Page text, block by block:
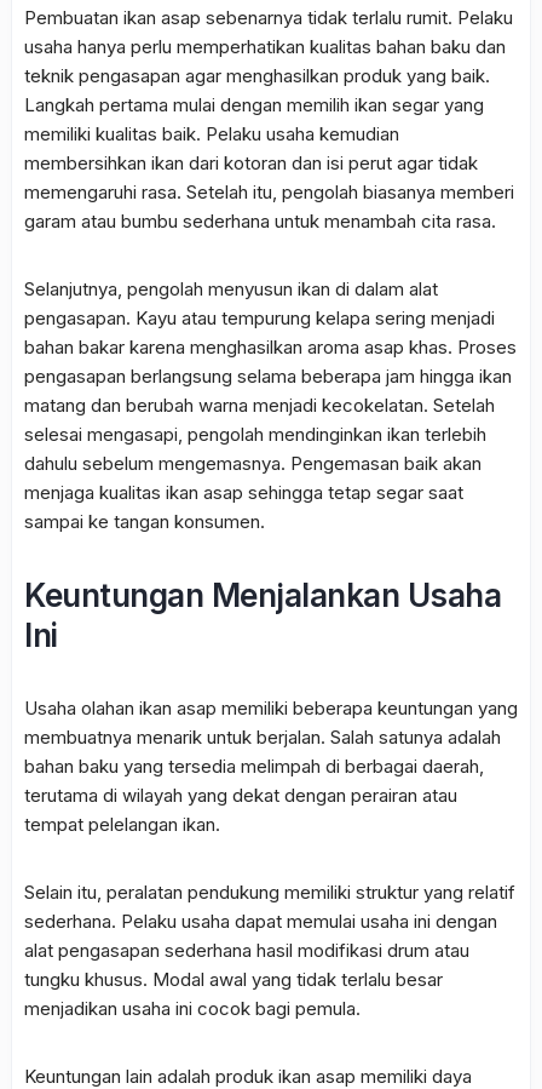
Pembuatan ikan asap sebenarnya tidak terlalu rumit. Pelaku
usaha hanya perlu memperhatikan kualitas bahan baku dan
teknik pengasapan agar menghasilkan produk yang baik.
Langkah pertama mulai dengan memilih ikan segar yang
memiliki kualitas baik. Pelaku usaha kemudian
membersihkan ikan dari kotoran dan isi perut agar tidak
memengaruhi rasa. Setelah itu, pengolah biasanya memberi
garam atau bumbu sederhana untuk menambah cita rasa.
Selanjutnya, pengolah menyusun ikan di dalam alat
pengasapan. Kayu atau tempurung kelapa sering menjadi
bahan bakar karena menghasilkan aroma asap khas. Proses
pengasapan berlangsung selama beberapa jam hingga ikan
matang dan berubah warna menjadi kecokelatan. Setelah
selesai mengasapi, pengolah mendinginkan ikan terlebih
dahulu sebelum mengemasnya. Pengemasan baik akan
menjaga kualitas ikan asap sehingga tetap segar saat
sampai ke tangan konsumen.
Keuntungan Menjalankan Usaha
Ini
Usaha olahan ikan asap memiliki beberapa keuntungan yang
membuatnya menarik untuk berjalan. Salah satunya adalah
bahan baku yang tersedia melimpah di berbagai daerah,
terutama di wilayah yang dekat dengan perairan atau
tempat pelelangan ikan.
Selain itu, peralatan pendukung memiliki struktur yang relatif
sederhana. Pelaku usaha dapat memulai usaha ini dengan
alat pengasapan sederhana hasil modifikasi drum atau
tungku khusus. Modal awal yang tidak terlalu besar
menjadikan usaha ini cocok bagi pemula.
Keuntungan lain adalah produk ikan asap memiliki daya